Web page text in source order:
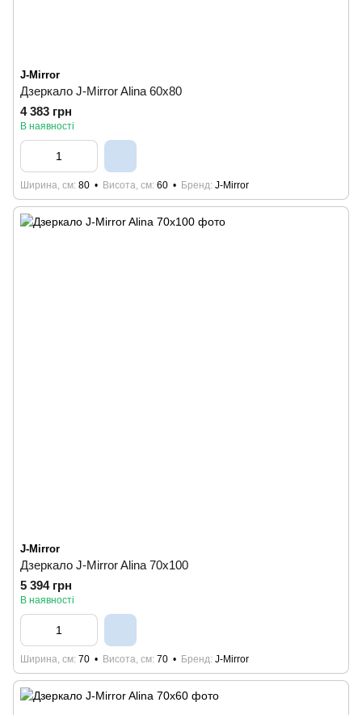
J-Mirror
Дзеркало J-Mirror Alina 60x80
4 383 грн
В наявності
Ширина, см 80 Висота, см 60 Бренд J-Mirror
J-Mirror
Дзеркало J-Mirror Alina 70x100
5 394 грн
В наявності
Ширина, см 70 Висота, см 70 Бренд J-Mirror